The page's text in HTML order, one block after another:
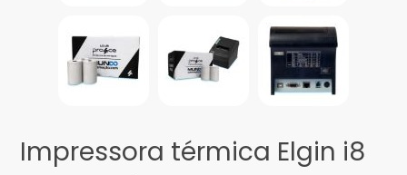
Impressora térmica Elgin i8